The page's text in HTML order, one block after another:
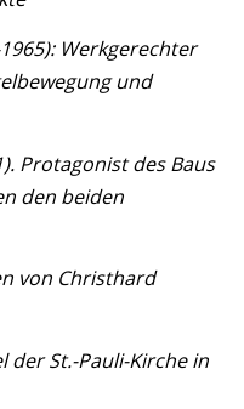
Werkgerechter
und
Protagonist des Baus
den beiden
von Christhard
der St.-Pauli-Kirche in